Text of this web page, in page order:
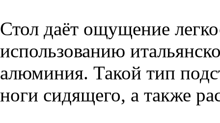
Стол даёт ощущение
использованию
алюминия. Такой тип
ноги сидящего, а также